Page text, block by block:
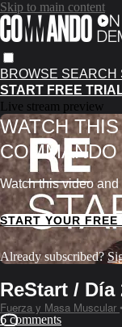
Skip to main content
BROWSE SEARCH
START FREE
Live stream preview
WATCH
Watch this video
START YOUR
Already subscribed?
ReStart /
Fuerza y Masa Muscular
6 comments